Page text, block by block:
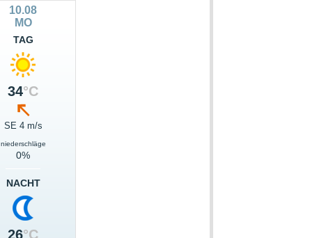
10.08
MO
TAG
34°C
SE 4 m/s
niederschläge
0%
NACHT
26°C